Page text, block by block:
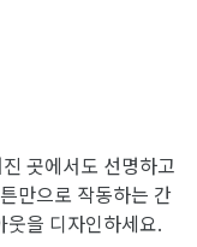
곳에서도 선명하고
만으로 작동하는 간
웃을 디자인하세요.